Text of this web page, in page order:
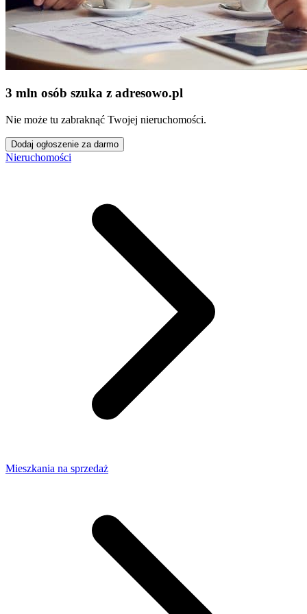
3 mln osób szuka z adresowo.pl
Nie może tu zabraknąć Twojej nieruchomości.
Dodaj ogłoszenie za darmo
Nieruchomości
Mieszkania na sprzedaż